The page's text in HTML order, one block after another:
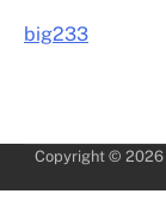
big233
Copyright © 2026